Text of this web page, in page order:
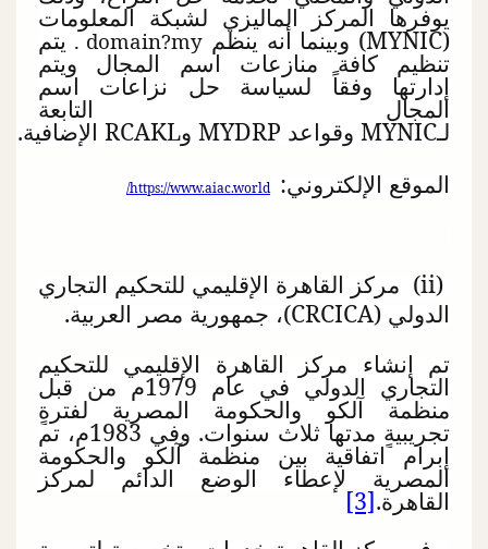
يوفرها المركز الماليزي لشبكة المعلومات
MYNIC) وبينما أنه ينظمmy
domain?
.يتم
تنظيم كافة منازعات اسم المجال ويتم
إدارتها وفقاً لسياسة حل نزاعات اسم
المجال التابعة
MYNICوقواعدMYDRPوRCAKLالإضافية.
الموقع الإلكتروني: https://www.aiac.world
/
) مركز القاهرة الإقليمي للتحكيم التجاري
الدولي ( CRCICA)، جمهورية مصر العربية.
تم إنشاء مركز القاهرة الإقليمي للتحكيم
التجاري الدولي في عام 1979م من قبل
منظمة آلكو والحكومة المصرية لفترةٍ
تجريبيةٍ مدتها ثلاث سنوات. وفي 1983م، تم
إبرام اتفاقية بين منظمة آلكو والحكومة
المصرية لإعطاء الوضع الدائم لمركز
القاهرة.[3]